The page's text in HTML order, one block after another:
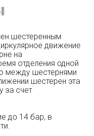
шестеренным
движение
на
отделения одной
между шестернями
шестерен эта
за счет
до 14 бар, в